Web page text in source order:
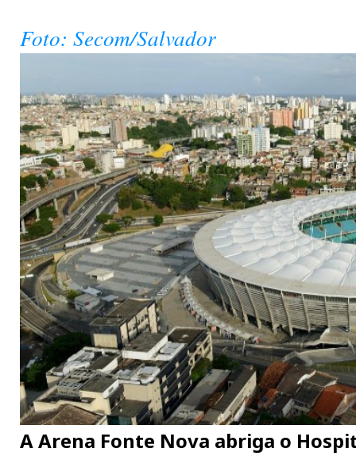
Foto: Secom/Salvador
A Arena Fonte Nova abriga o